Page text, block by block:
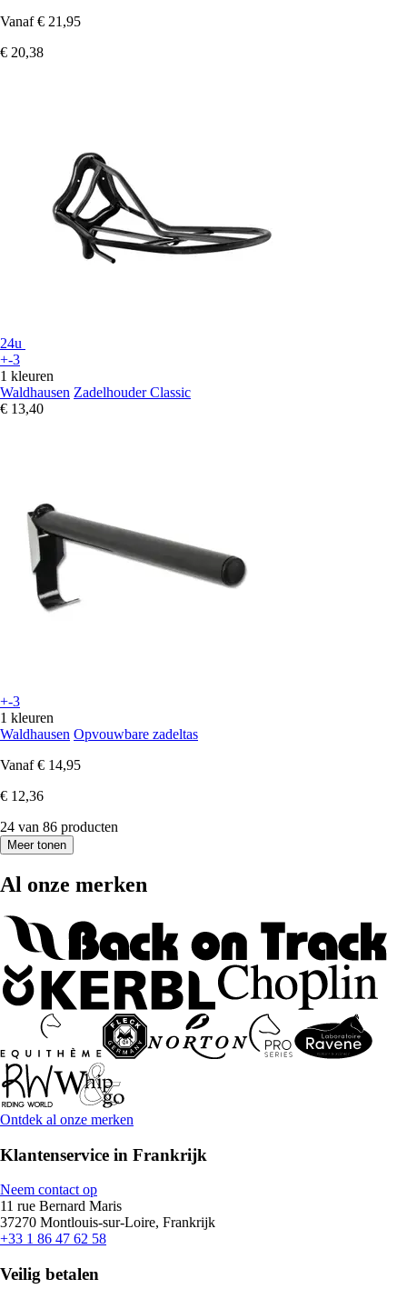
Vanaf € 21,95
€ 20,38
24u
+-3
1 kleuren
Waldhausen Zadelhouder Classic
€ 13,40
+-3
1 kleuren
Waldhausen Opvouwbare zadeltas
Vanaf € 14,95
€ 12,36
24 van 86 producten
Meer tonen
Al onze merken
Ontdek al onze merken
Klantenservice in Frankrijk
Neem contact op
11 rue Bernard Maris
37270 Montlouis-sur-Loire, Frankrijk
+33 1 86 47 62 58
Veilig betalen